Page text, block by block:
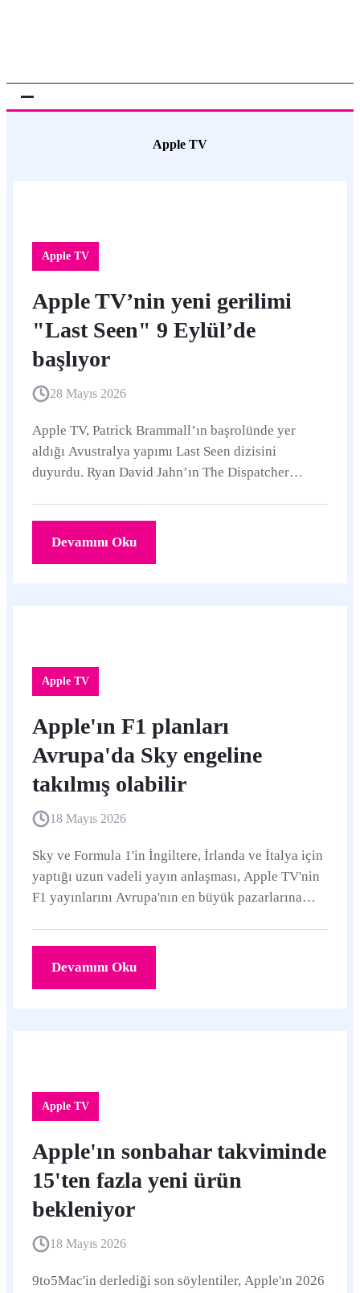
Apple TV
Apple TV
Apple TV’nin yeni gerilimi
"Last Seen" 9 Eylül’de
başlıyor
28 Mayıs 2026
Apple TV, Patrick Brammall’ın başrolünde yer
aldığı Avustralya yapımı Last Seen dizisini
duyurdu. Ryan David Jahn’ın The Dispatcher
olarak yayınlanacak.
Devamını Oku
Apple TV
Apple'ın F1 planları
Avrupa'da Sky engeline
takılmış olabilir
18 Mayıs 2026
Sky ve Formula 1'in İngiltere, İrlanda ve İtalya için
yaptığı uzun vadeli yayın anlaşması, Apple TV'nin
F1 yayınlarını Avrupa'nın en büyük pazarlarına
Devamını Oku
Apple TV
Apple'ın sonbahar takviminde
15'ten fazla yeni ürün
bekleniyor
18 Mayıs 2026
9to5Mac'in derlediği son söylentiler, Apple'ın 2026